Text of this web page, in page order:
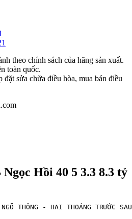
theo chính sách của hãng sản xuất.
toàn quốc.
đặt sửa chữa điều hòa, mua bán điều
Hồi 40 5 3.3 8.3 tỷ
THÔNG - HAI THOÁNG TRƯỚC